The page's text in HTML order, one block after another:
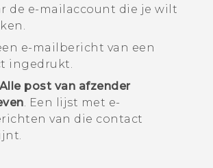
de e-mailaccount die je wilt
e-mailbericht van een
ingedrukt.
Alle post van afzender
. Een lijst met e-
van die contact